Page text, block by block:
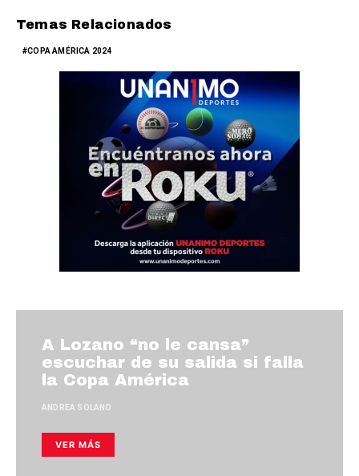
Temas Relacionados
COPA AMÉRICA 2024
A Lozano “no le cansa”
escuchar de su salida si falla
la Copa América
ANDREA SOLANO
VER MÁS